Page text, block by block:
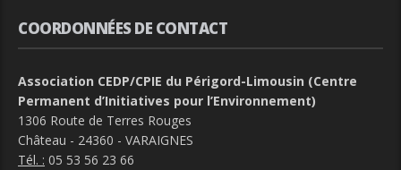
COORDONNÉES DE CONTACT
Association CEDP/CPIE du Périgord-Limousin (Centre
Permanent d’Initiatives pour l’Environnement)
1306 Route de Terres Rouges
Château - 24360 - VARAIGNES
Tél. : 05 53 56 23 66